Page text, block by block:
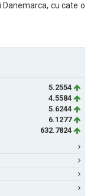
cu cate o
5.2554
4.5584
5.6244
6.1277
632.7824